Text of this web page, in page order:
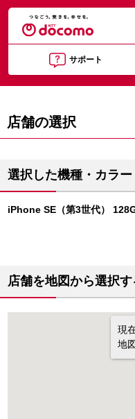
サポート
店舗の選択
選択した機種・カラー
iPhone SE（第3世代）
店舗を地図から選択す
現
地